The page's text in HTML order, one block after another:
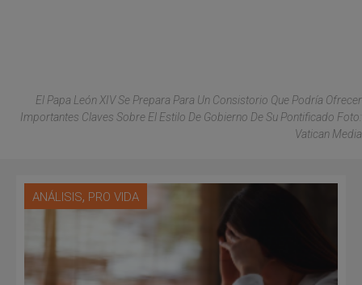
El Papa León XIV Se Prepara Para Un Consistorio Que Podría Ofrecer
Importantes Claves Sobre El Estilo De Gobierno De Su Pontificado Foto:
Vatican Media
ANÁLISIS, PRO VIDA